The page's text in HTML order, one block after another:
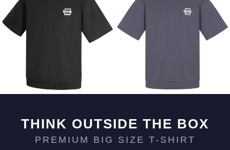
THINK OUTSIDE THE BOX
PREMIUM BIG SIZE T-SHIRT